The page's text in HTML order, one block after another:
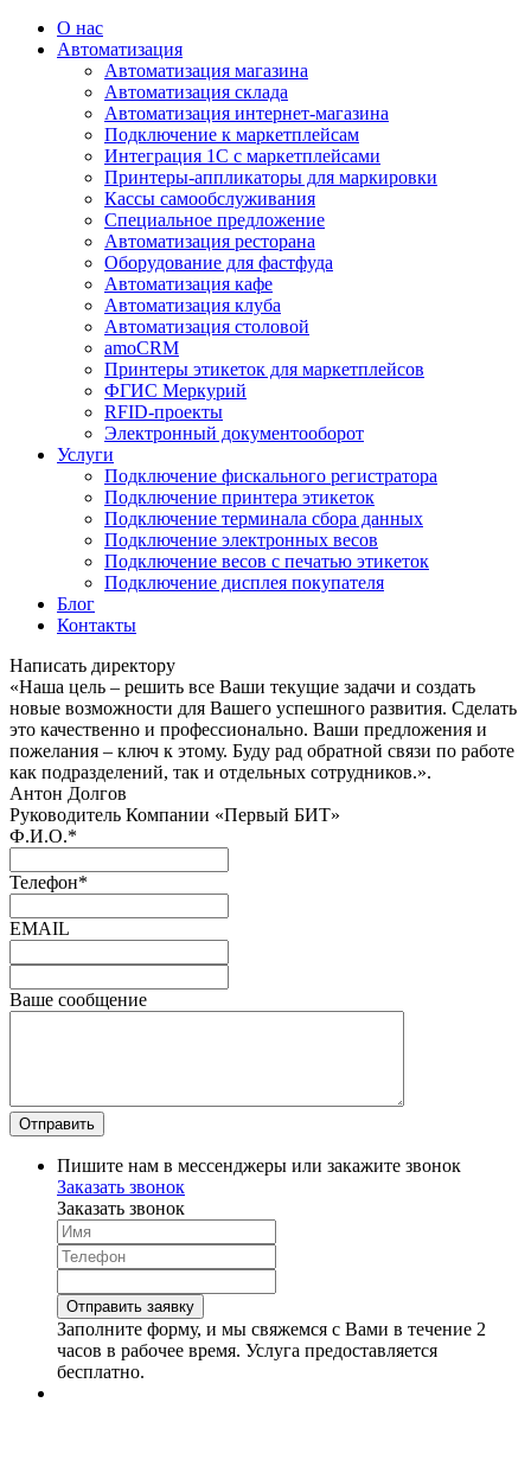
О нас
Автоматизация
Автоматизация магазина
Автоматизация склада
Автоматизация интернет-магазина
Подключение к маркетплейсам
Интеграция 1С с маркетплейсами
Принтеры-аппликаторы для маркировки
Кассы самообслуживания
Специальное предложение
Автоматизация ресторана
Оборудование для фастфуда
Автоматизация кафе
Автоматизация клуба
Автоматизация столовой
amoCRM
Принтеры этикеток для маркетплейсов
ФГИС Меркурий
RFID-проекты
Электронный документооборот
Услуги
Подключение фискального регистратора
Подключение принтера этикеток
Подключение терминала сбора данных
Подключение электронных весов
Подключение весов с печатью этикеток
Подключение дисплея покупателя
Блог
Контакты
Написать директору
«Наша цель – решить все Ваши текущие задачи и создать
новые возможности для Вашего успешного развития. Сделать
это качественно и профессионально. Ваши предложения и
пожелания – ключ к этому. Буду рад обратной связи по работе
как подразделений, так и отдельных сотрудников.».
Антон Долгов
Руководитель Компании «Первый БИТ»
Ф.И.О.*
Телефон*
EMAIL
Ваше сообщение
Пишите нам в мессенджеры или закажите звонок
Заказать звонок
Заказать звонок
Заполните форму, и мы свяжемся с Вами в течение 2
часов в рабочее время. Услуга предоставляется
бесплатно.